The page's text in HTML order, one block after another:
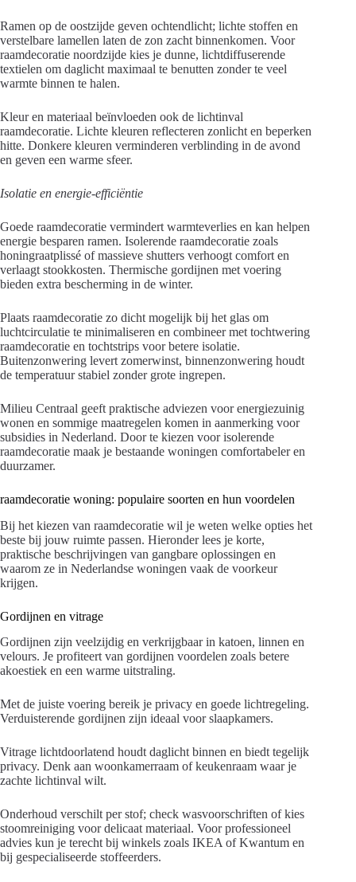
Ramen op de oostzijde geven ochtendlicht; lichte stoffen en
verstelbare lamellen laten de zon zacht binnenkomen. Voor
raamdecoratie noordzijde kies je dunne, lichtdiffuserende
textielen om daglicht maximaal te benutten zonder te veel
warmte binnen te halen.
Kleur en materiaal beïnvloeden ook de lichtinval
raamdecoratie. Lichte kleuren reflecteren zonlicht en beperken
hitte. Donkere kleuren verminderen verblinding in de avond
en geven een warme sfeer.
Isolatie en energie-efficiëntie
Goede raamdecoratie vermindert warmteverlies en kan helpen
energie besparen ramen. Isolerende raamdecoratie zoals
honingraatplissé of massieve shutters verhoogt comfort en
verlaagt stookkosten. Thermische gordijnen met voering
bieden extra bescherming in de winter.
Plaats raamdecoratie zo dicht mogelijk bij het glas om
luchtcirculatie te minimaliseren en combineer met tochtwering
raamdecoratie en tochtstrips voor betere isolatie.
Buitenzonwering levert zomerwinst, binnenzonwering houdt
de temperatuur stabiel zonder grote ingrepen.
Milieu Centraal geeft praktische adviezen voor energiezuinig
wonen en sommige maatregelen komen in aanmerking voor
subsidies in Nederland. Door te kiezen voor isolerende
raamdecoratie maak je bestaande woningen comfortabeler en
duurzamer.
raamdecoratie woning: populaire soorten en hun voordelen
Bij het kiezen van raamdecoratie wil je weten welke opties het
beste bij jouw ruimte passen. Hieronder lees je korte,
praktische beschrijvingen van gangbare oplossingen en
waarom ze in Nederlandse woningen vaak de voorkeur
krijgen.
Gordijnen en vitrage
Gordijnen zijn veelzijdig en verkrijgbaar in katoen, linnen en
velours. Je profiteert van gordijnen voordelen zoals betere
akoestiek en een warme uitstraling.
Met de juiste voering bereik je privacy en goede lichtregeling.
Verduisterende gordijnen zijn ideaal voor slaapkamers.
Vitrage lichtdoorlatend houdt daglicht binnen en biedt tegelijk
privacy. Denk aan woonkamerraam of keukenraam waar je
zachte lichtinval wilt.
Onderhoud verschilt per stof; check wasvoorschriften of kies
stoomreiniging voor delicaat materiaal. Voor professioneel
advies kun je terecht bij winkels zoals IKEA of Kwantum en
bij gespecialiseerde stoffeerders.